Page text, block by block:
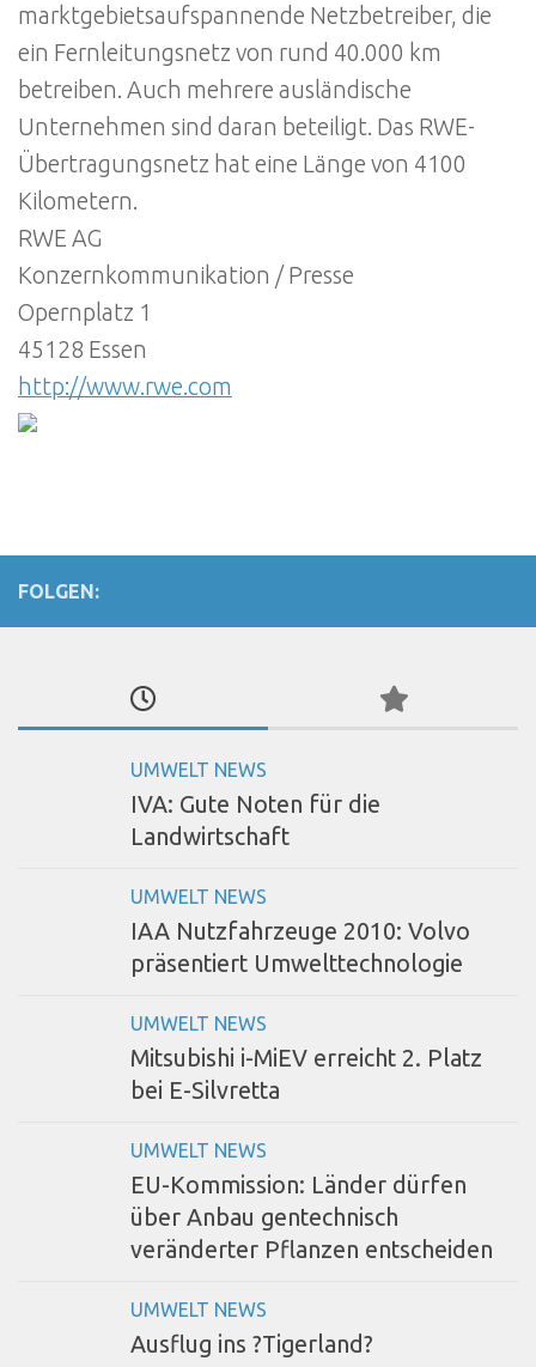
marktgebietsaufspannende Netzbetreiber, die
ein Fernleitungsnetz von rund 40.000 km
betreiben. Auch mehrere ausländische
Unternehmen sind daran beteiligt. Das RWE-
Übertragungsnetz hat eine Länge von 4100
Kilometern.
RWE AG
Konzernkommunikation / Presse
Opernplatz 1
45128 Essen
http://www.rwe.com
FOLGEN:
UMWELT NEWS
IVA: Gute Noten für die
Landwirtschaft
UMWELT NEWS
IAA Nutzfahrzeuge 2010: Volvo
präsentiert Umwelttechnologie
UMWELT NEWS
Mitsubishi i-MiEV erreicht 2. Platz
bei E-Silvretta
UMWELT NEWS
EU-Kommission: Länder dürfen
über Anbau gentechnisch
veränderter Pflanzen entscheiden
UMWELT NEWS
Ausflug ins ?Tigerland?